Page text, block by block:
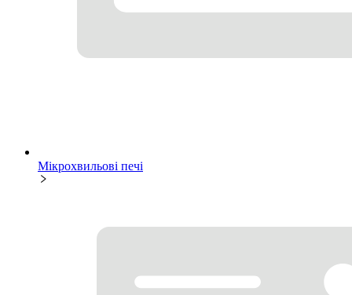
Мікрохвильові печі